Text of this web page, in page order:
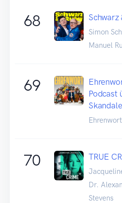
68 Schwarz
Simon
Manuel
69
Podcast
Skandale
Ehrenwort
70 TRUE
Dr.
Stevens